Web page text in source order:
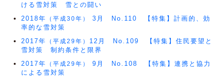
ける雪対策 雪との闘い
2018年
（平成30年）
3月 No.110 【特集】計画的、効
率的な雪対策
2017年
（平成29年） 12月 No.109 【特集】住民要望と
雪対策 制約条件と限界
2017年
（平成29年）
9月 No.108 【特集】連携と協力
による雪対策